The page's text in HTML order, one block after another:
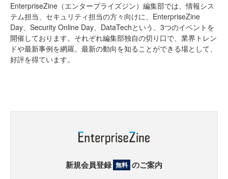
EnterpriseZine（エンタープライズジン）編集部では、情報シス
テム担当、セキュリティ担当の方々向けに、EnterpriseZine
Day、Security Online Day、DataTechという、3つのイベントを
開催しております。それぞれ編集部独自の切り口で、業界トレン
ドや最新事例を網羅。最新の動向を知ることができる場として、
好評を得ています。
新規会員登録 無料 のご案内